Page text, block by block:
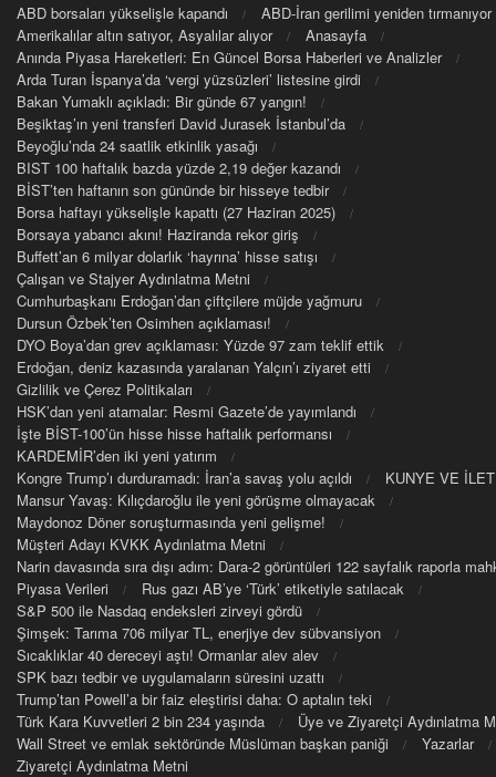
ABD borsaları yükselişle kapandı
ABD-İran gerilimi yeniden tırmanıyor
Amerikalılar altın satıyor, Asyalılar alıyor
Anasayfa
Anında Piyasa Hareketleri: En Güncel Borsa Haberleri ve Analizler
Arda Turan İspanya’da ‘vergi yüzsüzleri’ listesine girdi
Bakan Yumaklı açıkladı: Bir günde 67 yangın!
Beşiktaş’ın yeni transferi David Jurasek İstanbul’da
Beyoğlu’nda 24 saatlik etkinlik yasağı
BIST 100 haftalık bazda yüzde 2,19 değer kazandı
BİST’ten haftanın son gününde bir hisseye tedbir
Borsa haftayı yükselişle kapattı (27 Haziran 2025)
Borsaya yabancı akını! Haziranda rekor giriş
Buffett’an 6 milyar dolarlık ‘hayrına’ hisse satışı
Çalışan ve Stajyer Aydınlatma Metni
Cumhurbaşkanı Erdoğan’dan çiftçilere müjde yağmuru
Dursun Özbek’ten Osimhen açıklaması!
DYO Boya’dan grev açıklaması: Yüzde 97 zam teklif ettik
Erdoğan, deniz kazasında yaralanan Yalçın’ı ziyaret etti
Gizlilik ve Çerez Politikaları
HSK’dan yeni atamalar: Resmi Gazete’de yayımlandı
İşte BİST-100’ün hisse hisse haftalık performansı
KARDEMİR’den iki yeni yatırım
Kongre Trump’ı durduramadı: İran’a savaş yolu açıldı
KUNYE VE
Mansur Yavaş: Kılıçdaroğlu ile yeni görüşme olmayacak
Maydonoz Döner soruşturmasında yeni gelişme!
Müşteri Adayı KVKK Aydınlatma Metni
Narin davasında sıra dışı adım: Dara-2 görüntüleri 122 sayfalık raporla
Piyasa Verileri
Rus gazı AB’ye ‘Türk’ etiketiyle satılacak
S&P 500 ile Nasdaq endeksleri zirveyi gördü
Şimşek: Tarıma 706 milyar TL, enerjiye dev sübvansiyon
Sıcaklıklar 40 dereceyi aştı! Ormanlar alev alev
SPK bazı tedbir ve uygulamaların süresini uzattı
Trump’tan Powell’a bir faiz eleştirisi daha: O aptalın teki
Türk Kara Kuvvetleri 2 bin 234 yaşında
Üye ve Ziyaretçi Aydınlatma
Wall Street ve emlak sektöründe Müslüman başkan paniği
Yazarlar
Ziyaretçi Aydınlatma Metni